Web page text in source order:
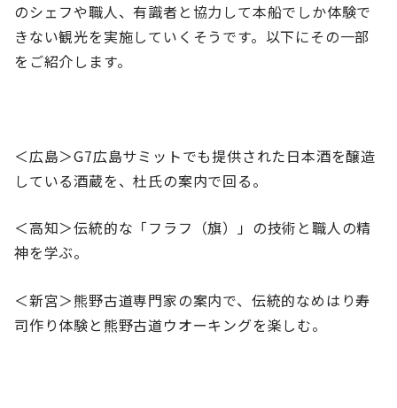
のシェフや職人、有識者と協力して本船でしか体験で
きない観光を実施していくそうです。以下にその一部
をご紹介します。
＜広島＞G7広島サミットでも提供された日本酒を醸造
している酒蔵を、杜氏の案内で回る。
＜高知＞伝統的な「フラフ（旗）」の技術と職人の精
神を学ぶ。
＜新宮＞熊野古道専門家の案内で、伝統的なめはり寿
司作り体験と熊野古道ウオーキングを楽しむ。